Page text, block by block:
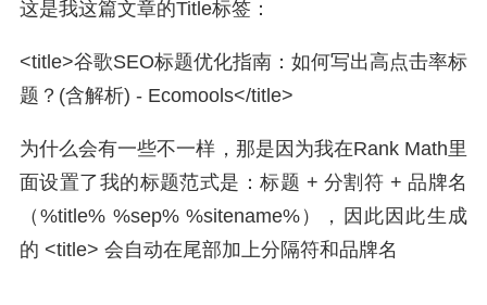
这是我这篇文章的Title标签：
<title>谷歌SEO标题优化指南：如何写出高点击率标
题？(含解析) - Ecomools</title>
为什么会有一些不一样，那是因为我在Rank Math里
面设置了我的标题范式是：标题 + 分割符 + 品牌名
（%title% %sep% %sitename%），因此因此生成
的 <title> 会自动在尾部加上分隔符和品牌名